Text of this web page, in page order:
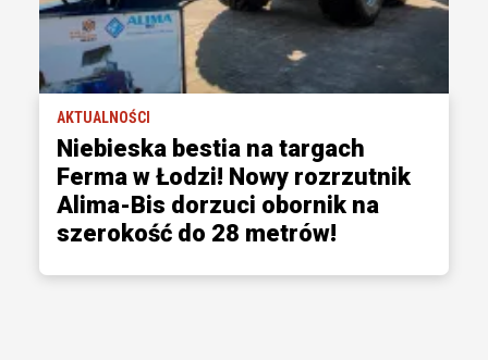
AKTUALNOŚCI
Niebieska bestia na targach
Ferma w Łodzi! Nowy rozrzutnik
Alima-Bis dorzuci obornik na
szerokość do 28 metrów!